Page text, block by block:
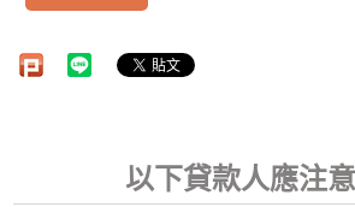
以下貸款人應注